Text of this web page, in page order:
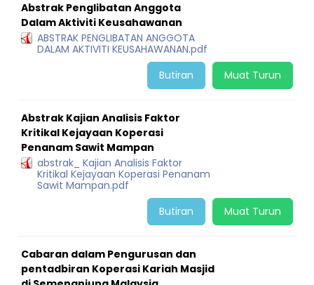
Abstrak Penglibatan Anggota
Dalam Aktiviti Keusahawanan
ABSTRAK PENGLIBATAN ANGGOTA
DALAM AKTIVITI KEUSAHAWANAN.pdf
Muat Turun
Butiran
Abstrak Kajian Analisis Faktor
Kritikal Kejayaan Koperasi
Penanam Sawit Mampan
abstrak_ Kajian Analisis Faktor
Kritikal Kejayaan Koperasi Penanam
Sawit Mampan.pdf
Muat Turun
Butiran
Cabaran dalam Pengurusan dan
pentadbiran Koperasi Kariah Masjid